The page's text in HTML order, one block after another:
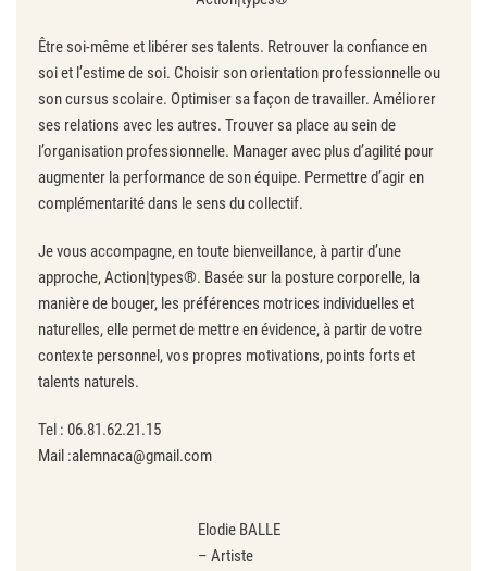
Être soi-même et libérer ses talents. Retrouver la confiance en
soi et l’estime de soi. Choisir son orientation professionnelle ou
son cursus scolaire. Optimiser sa façon de travailler. Améliorer
ses relations avec les autres. Trouver sa place au sein de
l’organisation professionnelle. Manager avec plus d’agilité pour
augmenter la performance de son équipe. Permettre d’agir en
complémentarité dans le sens du collectif.
Je vous accompagne, en toute bienveillance, à partir d’une
approche, Action|types®. Basée sur la posture corporelle, la
manière de bouger, les préférences motrices individuelles et
naturelles, elle permet de mettre en évidence, à partir de votre
contexte personnel, vos propres motivations, points forts et
talents naturels.
Tel : 06.81.62.21.15
Mail :alemnaca@gmail.com
Elodie BALLE
– Artiste